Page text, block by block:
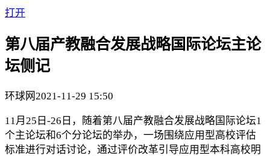
打开
第八届产教融合发展战略国际论坛主论
坛侧记
环球网2021-11-29 15:50
11月25日-26日，随着第八届产教融合发展战略国际论坛1
个主论坛和6个分论坛的举办，一场围绕应用型高校评估
标准进行对话讨论，通过评价改革引导应用型本科高校明